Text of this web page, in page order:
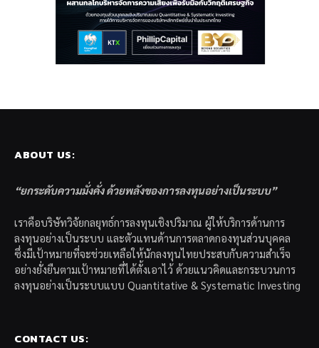
ABOUT US:
“ยกระดับความมั่งคั่ง ด้วยพลังของการลงทุนอย่างเป็นระบบ”
เราคือบริษัทวิจัยกลยุทธ์การลงทุนเชิงปริมาณ ผู้ให้บริการด้านการ
ลงทุนอย่างเป็นระบบ และตัวแทนด้านการตลาดกองทุนส่วนบุคคล
ซึ่งมีเป้าหมายที่จะช่วยเหลือให้นักลงทุนไทยประสบกับความสำเร็จ
อย่างยั่งยืนตามเป้าหมายที่ได้ตั้งเอาไว้ ด้วยแนวคิดและกระบวนการ
ลงทุนอย่างเป็นระบบแบบ Quantitative & Systematic Investing
CONTACT US: